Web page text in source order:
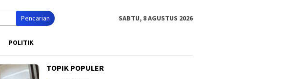
Pencarian SABTU, 8 AGUSTUS 2026
POLITIK
TOPIK POPULER